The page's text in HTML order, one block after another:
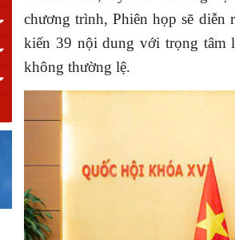
chương trình, Phiên họp sẽ diễn
kiến 39 nội dung với trọng tâm
không thường lệ.